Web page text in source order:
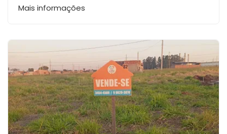
Mais informações